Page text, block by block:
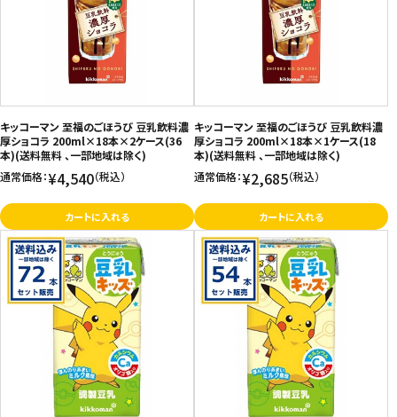
キッコーマン 至福のごほうび 豆乳飲料濃
厚ショコラ 200ml×18本×2ケース(36
本)(送料無料 、一部地域は除く)
通常価格：¥4,540（税込）
カートに入れる
キッコーマン 至福のごほうび 豆乳飲料濃
厚ショコラ 200ml×18本×1ケース(18
本)(送料無料 、一部地域は除く)
通常価格：¥2,685（税込）
カートに入れる